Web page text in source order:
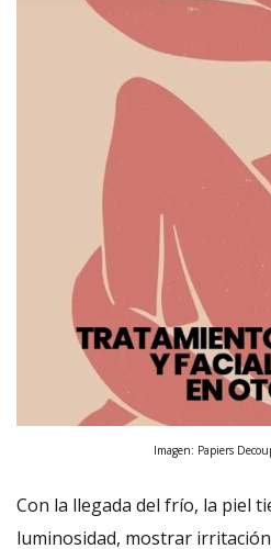
Imagen: Papiers
Con la llegada del frío, la piel
luminosidad, mostrar